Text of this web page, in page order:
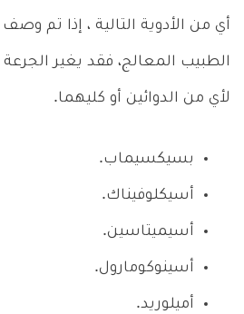
أي من الأدوية التالية ، إذا تم
الطبيب المعالج، فقد يغير
لأي من الدوائين أو كليهما.
بسيكسيماب.
أسيكلوفيناك.
أسيميتاسين.
أسينوكومارول.
أميلوريد.